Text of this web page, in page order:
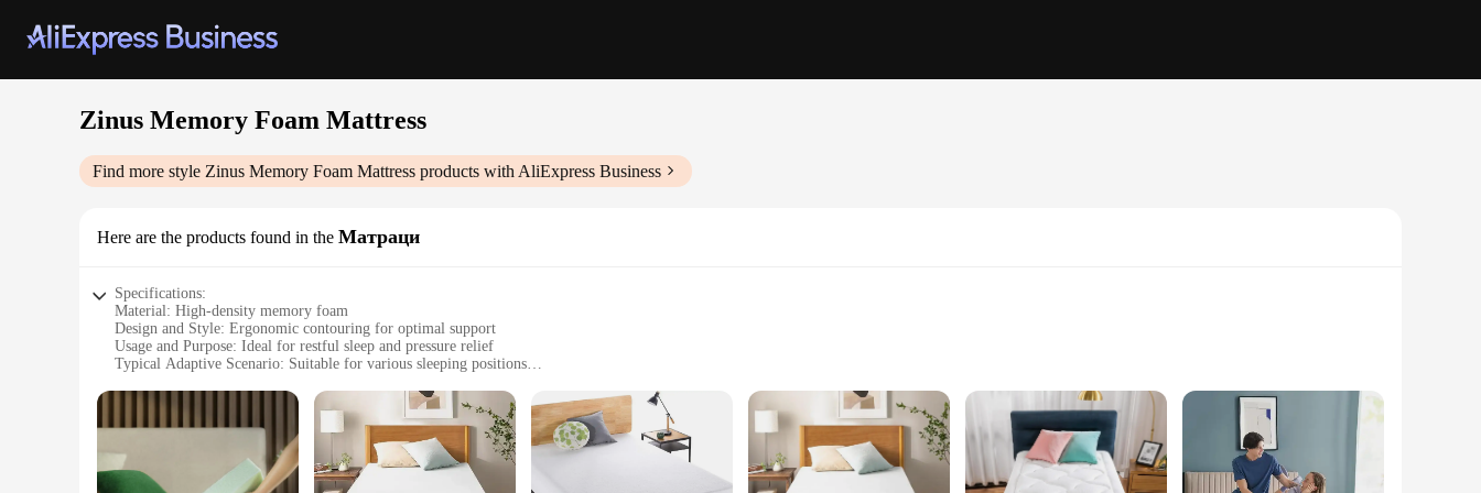
Zinus Memory Foam Mattress
Find more style Zinus Memory Foam Mattress products with AliExpress Business
Here are the products found in the Матраци
Specifications:
Material: High-density memory foam
Design and Style: Ergonomic contouring for optimal support
Usage and Purpose: Ideal for restful sleep and pressure relief
Typical Adaptive Scenario: Suitable for various sleeping positions
Performance and Property: Responsive to body temperature for consistent comfort
Features:
|Wholesale|Vendors|
**Comfort and Support**